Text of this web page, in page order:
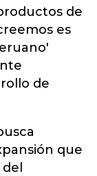
de
es
de
que